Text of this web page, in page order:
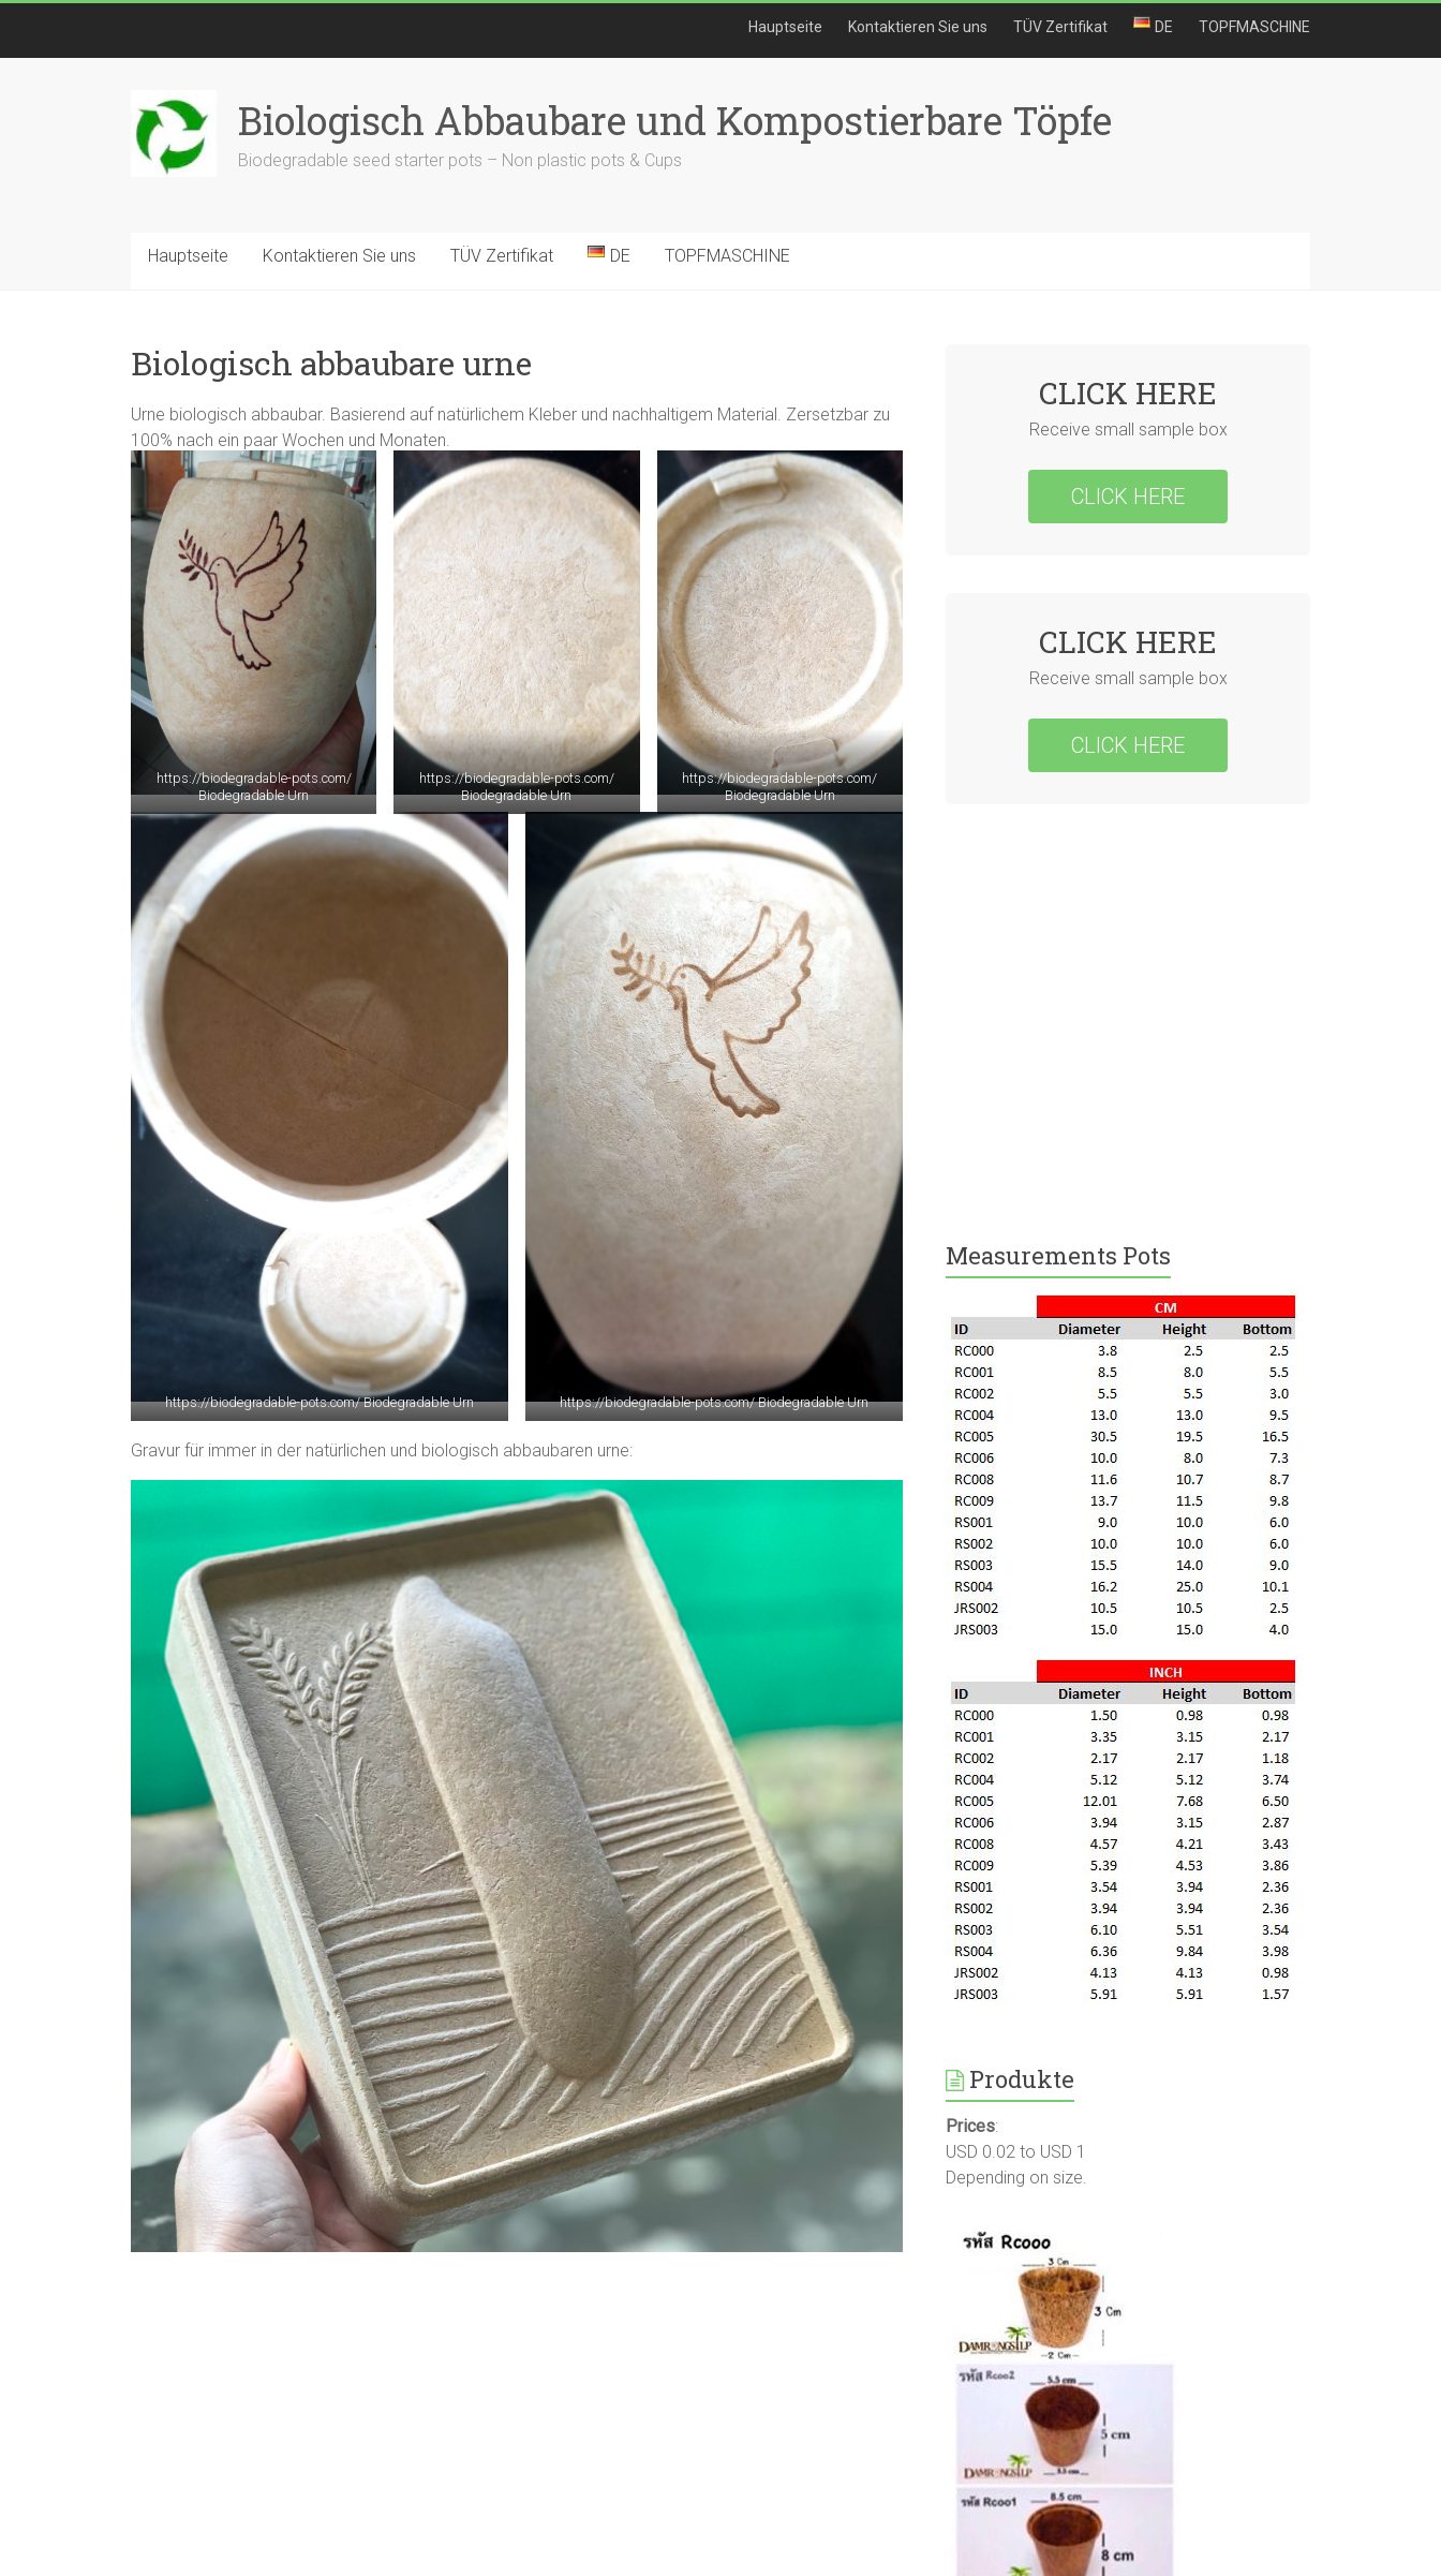
Hauptseite Kontaktieren Sie uns TÜV Zertifikat DE TOPFMASCHINE
Biologisch Abbaubare und Kompostierbare Töpfe
Biodegradable seed starter pots – Non plastic pots & Cups
Hauptseite Kontaktieren Sie uns TÜV Zertifikat DE TOPFMASCHINE
Biologisch abbaubare urne
Urne biologisch abbaubar. Basierend auf natürlichem Kleber und nachhaltigem Material. Zersetzbar zu
100% nach ein paar Wochen und Monaten.
https://biodegradable-pots.com/
Biodegradable Urn
https://biodegradable-pots.com/
Biodegradable Urn
https://biodegradable-pots.com/
Biodegradable Urn
https://biodegradable-pots.com/ Biodegradable Urn https://biodegradable-pots.com/ Biodegradable Urn
Gravur für immer in der natürlichen und biologisch abbaubaren urne:
CLICK HERE
Receive small sample box
CLICK HERE
CLICK HERE
Receive small sample box
CLICK HERE
Measurements Pots
Produkte
Prices:
USD 0.02 to USD 1
Depending on size.